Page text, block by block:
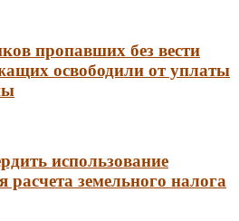
пропавших без вести
освободили от уплаты
использование
расчета земельного налога